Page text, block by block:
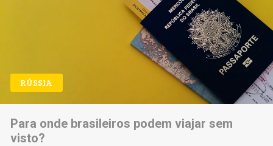
RÚSSIA
Para onde brasileiros podem viajar sem
visto?